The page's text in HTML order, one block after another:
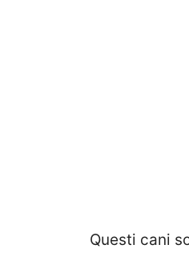
Questi cani